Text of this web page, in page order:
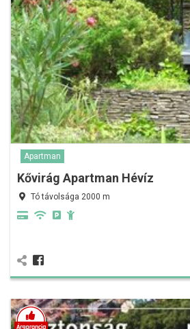
Apartman
Kővirág Apartman Hévíz
Tó távolsága 2000 m